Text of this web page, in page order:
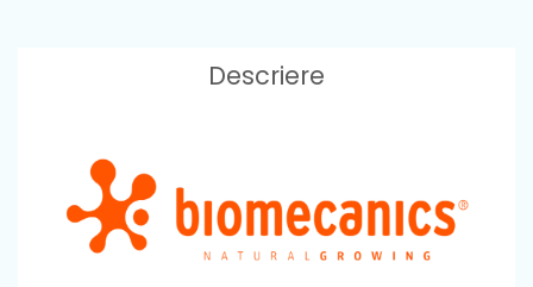
Descriere